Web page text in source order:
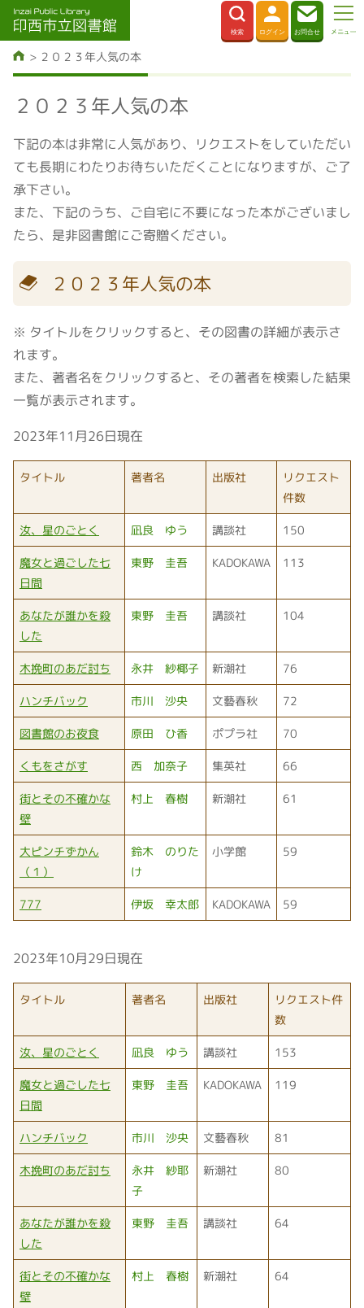
２０２３年人気の本
２０２３年人気の本
下記の本は非常に人気があり、リクエストをしていただい
ても長期にわたりお待ちいただくことになりますが、ご了
承下さい。
また、下記のうち、ご自宅に不要になった本がございまし
たら、是非図書館にご寄贈ください。
２０２３年人気の本
※ タイトルをクリックすると、その図書の詳細が表示さ
れます。
また、著者名をクリックすると、その著者を検索した結果
一覧が表示されます。
2023年11月26日現在
タイトル 著者名 出版社
リクエスト
件数
汝、星のごとく 凪良 ゆう 講談社 150
魔女と過ごした七
日間
東野 圭吾 KADOKAWA 113
あなたが誰かを殺
した
東野 圭吾 講談社 104
木挽町のあだ討ち 永井 紗椰子 新潮社 76
ハンチバック 市川 沙央 文藝春秋 72
図書館のお夜食 原田 ひ香 ポプラ社 70
くもをさがす 西 加奈子 集英社 66
街とその不確かな
壁
村上 春樹 新潮社 61
大ピンチずかん
（１）
鈴木 のりた
け
小学館 59
777 伊坂 幸太郎 KADOKAWA 59
2023年10月29日現在
タイトル 著者名 出版社
リクエスト件
数
汝、星のごとく 凪良 ゆう 講談社 153
魔女と過ごした七
日間
東野 圭吾 KADOKAWA 119
ハンチバック 市川 沙央 文藝春秋 81
木挽町のあだ討ち
永井 紗耶
子
新潮社 80
あなたが誰かを殺
した
東野 圭吾 講談社 64
街とその不確かな
壁
村上 春樹 新潮社 64